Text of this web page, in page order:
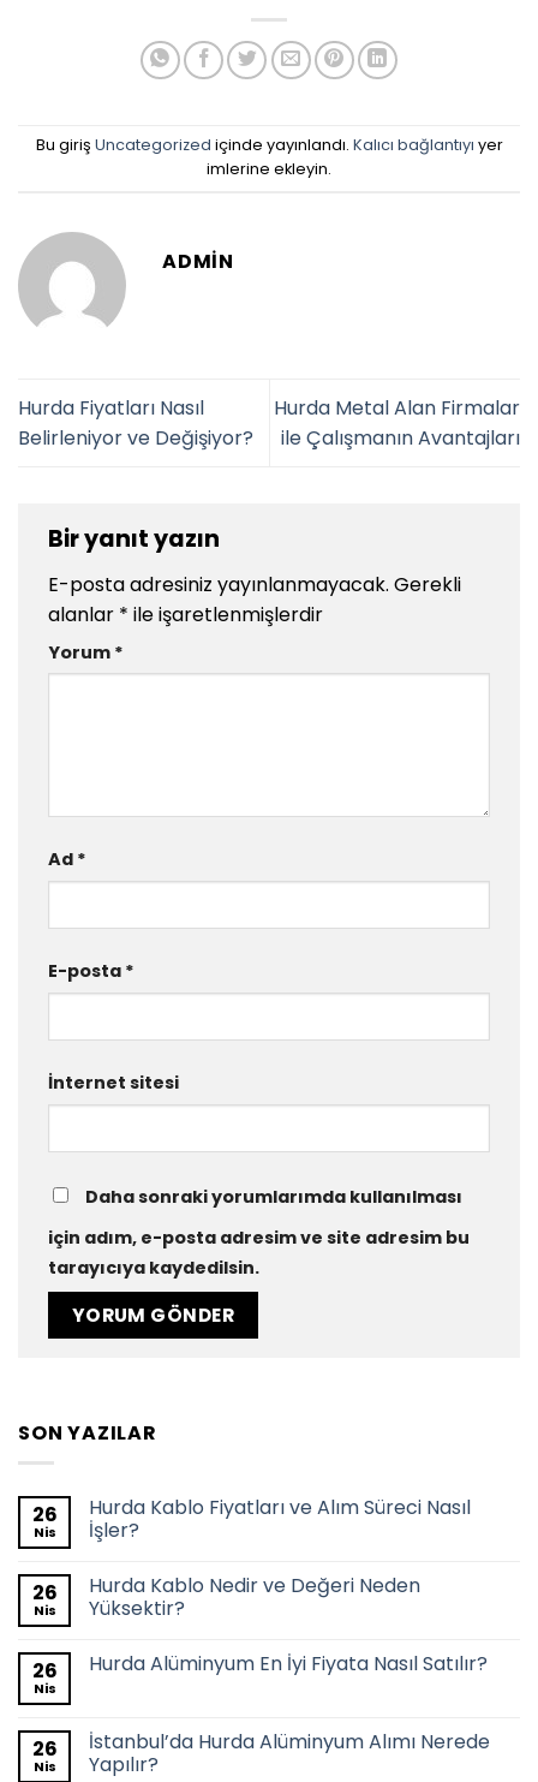
Bu giriş Uncategorized içinde yayınlandı. Kalıcı bağlantıyı yer
imlerine ekleyin.
ADMIN
Hurda Fiyatları Nasıl
Belirleniyor ve Değişiyor?
Hurda Metal Alan Firmalar
ile Çalışmanın Avantajları
Bir yanıt yazın
E-posta adresiniz yayınlanmayacak. Gerekli
alanlar * ile işaretlenmişlerdir
Yorum *
Ad *
E-posta *
İnternet sitesi
Daha sonraki yorumlarımda kullanılması
için adım, e-posta adresim ve site adresim bu
tarayıcıya kaydedilsin.
SON YAZILAR
26
Nis
Hurda Kablo Fiyatları ve Alım Süreci Nasıl
İşler?
26
Nis
Hurda Kablo Nedir ve Değeri Neden
Yüksektir?
26
Nis
Hurda Alüminyum En İyi Fiyata Nasıl Satılır?
26
Nis
İstanbul’da Hurda Alüminyum Alımı Nerede
Yapılır?